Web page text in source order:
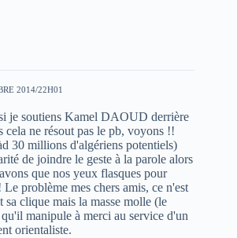
2014/22H01
je soutiens Kamel DAOUD derrière
cela ne résout pas le pb, voyons !!
30 millions d'algériens potentiels)
de joindre le geste à la parole alors
que nos yeux flasques pour
problème mes chers amis, ce n'est
sa clique mais la masse molle (le
manipule à merci au service d'un
orientaliste.